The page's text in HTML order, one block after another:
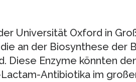
Universität Oxford in
an der Biosynthese der
Diese Enzyme könnten
Antibiotika im